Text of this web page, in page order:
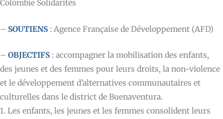
Colombie Solidarités
– SOUTIENS : Agence Française de Développement (AFD)
– OBJECTIFS : accompagner la mobilisation des enfants,
des jeunes et des femmes pour leurs droits, la non-violence
et le développement d’alternatives communautaires et
culturelles dans le district de Buenaventura.
1. Les enfants, les jeunes et les femmes consolident leurs